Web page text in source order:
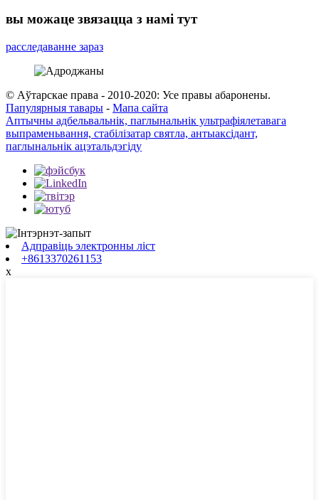
вы можаце звязацца з намі тут
расследаванне зараз
© Аўтарскае права - 2010-2020: Усе правы абаронены.
Папулярныя тавары - Мапа сайта
Аптычны адбельвальнік, паглынальнік ультрафіялетавага
выпраменьвання, стабілізатар святла, антыаксідант,
паглынальнік ацэтальдэгіду
Адправіць электронны ліст
+8613370261153
x